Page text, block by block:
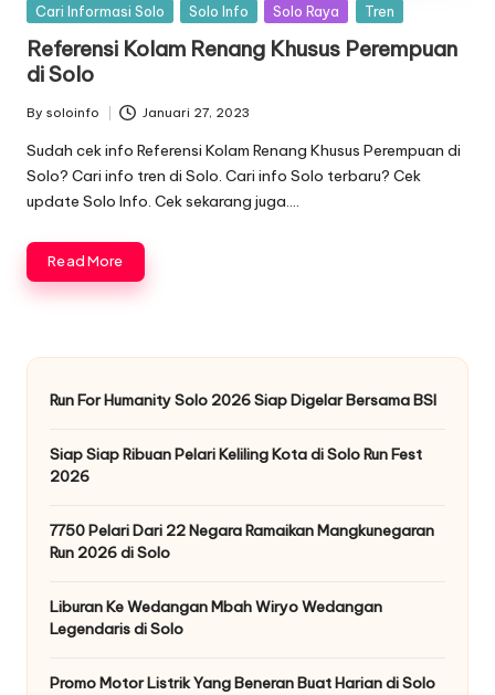
Posted
Cari Informasi Solo Solo Info Solo Raya Tren
Referensi Kolam Renang Khusus Perempuan
di Solo
Posted
by
By soloinfo Januari 27, 2023
Sudah cek info Referensi Kolam Renang Khusus Perempuan di
Solo? Cari info tren di Solo. Cari info Solo terbaru? Cek
update Solo Info. Cek sekarang juga….
Read More
Run For Humanity Solo 2026 Siap Digelar Bersama BSI
Siap Siap Ribuan Pelari Keliling Kota di Solo Run Fest
2026
7750 Pelari Dari 22 Negara Ramaikan Mangkunegaran
Run 2026 di Solo
Liburan Ke Wedangan Mbah Wiryo Wedangan
Legendaris di Solo
Promo Motor Listrik Yang Beneran Buat Harian di Solo